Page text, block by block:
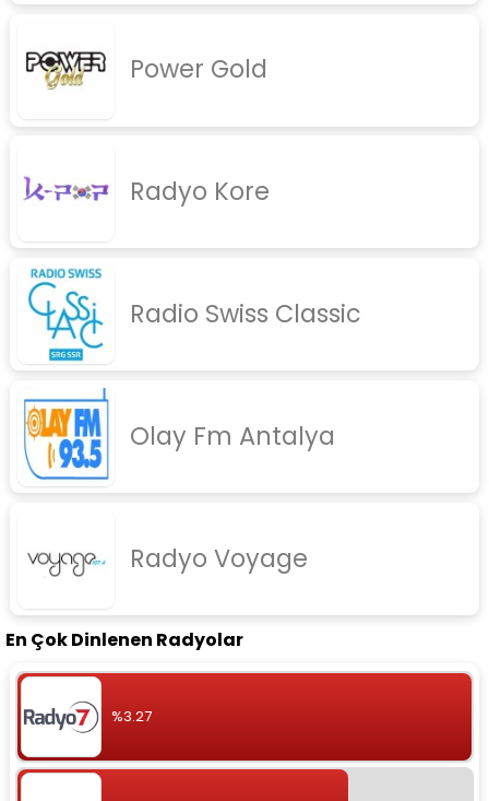
Power Gold
Radyo Kore
Radio Swiss Classic
Olay Fm Antalya
Radyo Voyage
En Çok Dinlenen Radyolar
%3.27